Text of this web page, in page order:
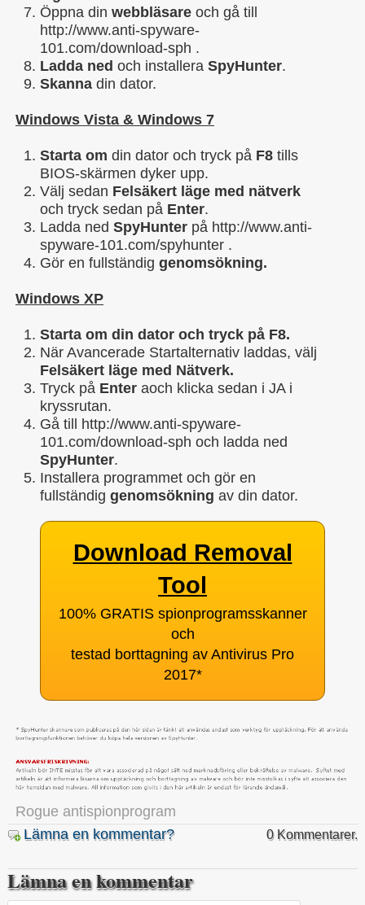
Öppna din webbläsare och gå till
http://www.anti-spyware-
101.com/download-sph .
Ladda ned och installera SpyHunter.
Skanna din dator.
Windows Vista & Windows 7
Starta om din dator och tryck på F8 tills
BIOS-skärmen dyker upp.
Välj sedan Felsäkert läge med nätverk
och tryck sedan på Enter.
Ladda ned SpyHunter på http://www.anti-
spyware-101.com/spyhunter .
Gör en fullständig genomsökning.
Windows XP
Starta om din dator och tryck på F8.
När Avancerade Startalternativ laddas, välj
Felsäkert läge med Nätverk.
Tryck på Enter aoch klicka sedan i JA i
kryssrutan.
Gå till http://www.anti-spyware-
101.com/download-sph och ladda ned
SpyHunter.
Installera programmet och gör en
fullständig genomsökning av din dator.
Download Removal
Tool
100% GRATIS spionprogramsskanner
och
testad borttagning av Antivirus Pro
2017*
Rogue antispionprogram
Lämna en kommentar?
0 Kommentarer.
Lämna en kommentar